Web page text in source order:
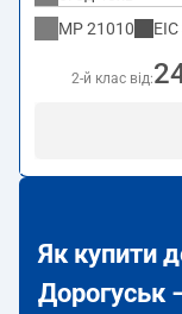
MP21010 EIC
2-й клас від:
Як купити
Дорогуськ